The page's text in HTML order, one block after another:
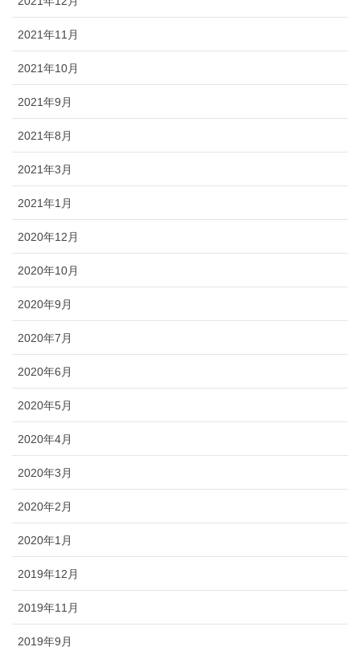
2021年11月
2021年10月
2021年9月
2021年8月
2021年3月
2021年1月
2020年12月
2020年10月
2020年9月
2020年7月
2020年6月
2020年5月
2020年4月
2020年3月
2020年2月
2020年1月
2019年12月
2019年11月
2019年9月